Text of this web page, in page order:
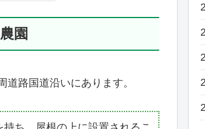
園
路国道沿いにあります。